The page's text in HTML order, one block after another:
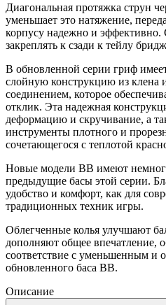
Диагональная протяжка струн
уменьшает это натяжение,
корпусу надежно и
закреплять к сзади к тейлу
В обновленной серии гриф
слойную конструкцию из клена
соединением, которое
отклик. Эта надежная
деформацию и скручивание, а
инструменты плотного и
сочетающегося с теплотой
Новые модели BB имеют
предыдущие басы этой серии.
удобство и комфорт, как для
традиционных техник игры.
Облегченные колья улучшают
дополняют общее впечатление,
соответствие с уменьшенным и
обновленного баса BB.
Описание